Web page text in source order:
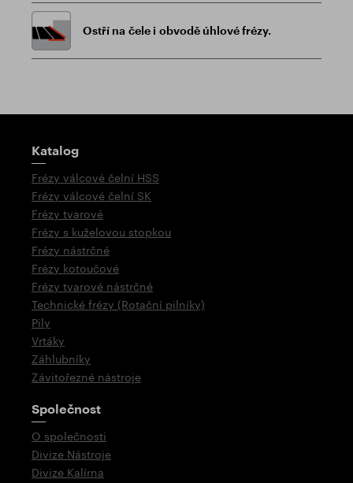
Ostří na čele i obvodě úhlové frézy.
Rozcestník
Katalog
Frézy válcové čelní HSS
Frézy válcové čelní SK
Frézy tvarové
Frézy s kuželovou stopkou
Frézy nástrčné
Frézy kotoučové
Frézy tvarové nástrčné
Technické frézy (Rotační pilníky)
Pily
Vrtáky
Záhlubníky
Závitořezné nástroje
Společnost
O společnosti
Divize Nástroje
Divize Kalírna